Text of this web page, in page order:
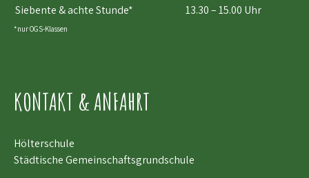
Siebente & achte Stunde*
13.30 – 15.00 Uhr
*nur OGS-Klassen
KONTAKT & ANFAHRT
Hölterschule
Städtische Gemeinschaftsgrundschule